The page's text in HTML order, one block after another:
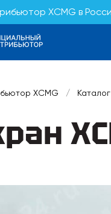
XCMG в
XCMG / Каталог